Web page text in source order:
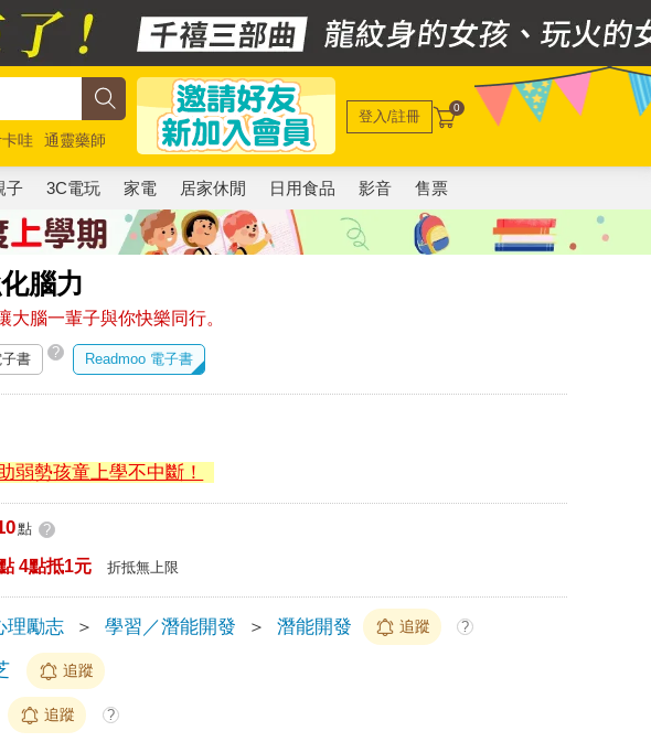
哇
通靈藥師
登入/註冊 0
子 3C電玩 家電 居家休閒 日用食品 影音 售票
腦力
大腦一輩子與你快樂同行。
書 ? Readmoo 電子書
弱勢孩童上學不中斷！
點 ?
4點抵1元 折抵無上限
理勵志 ＞ 學習／潛能開發 ＞ 潛能開發 追蹤 ?
追蹤
追蹤 ?